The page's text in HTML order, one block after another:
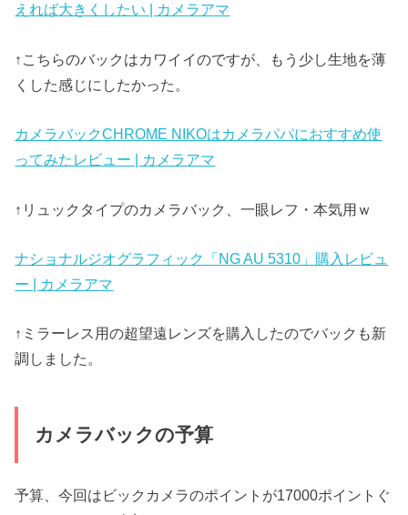
えれば大きくしたい | カメラアマ
↑こちらのバックはカワイイのですが、もう少し生地を薄
くした感じにしたかった。
カメラバックCHROME NIKOはカメラパパにおすすめ使
ってみたレビュー | カメラアマ
↑リュックタイプのカメラバック、一眼レフ・本気用ｗ
ナショナルジオグラフィック「NG AU 5310」購入レビュ
ー | カメラアマ
↑ミラーレス用の超望遠レンズを購入したのでバックも新
調しました。
カメラバックの予算
予算、今回はビックカメラのポイントが17000ポイントぐ